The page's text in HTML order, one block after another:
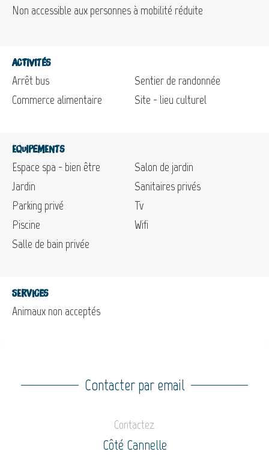
Non accessible aux personnes à mobilité réduite
Activités
Arrêt bus
Commerce alimentaire
Sentier de randonnée
Site - lieu culturel
Equipements
Espace spa - bien être
Jardin
Parking privé
Piscine
Salle de bain privée
Salon de jardin
Sanitaires privés
Tv
Wifi
Services
Animaux non acceptés
Contacter par email
Contactez
Côté Cannelle